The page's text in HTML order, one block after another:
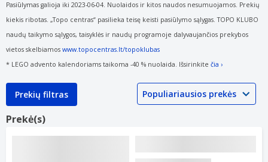
Pasiūlymas galioja iki 2023-06-04. Nuolaidos ir kitos naudos nesumuojamos. Prekių
kiekis ribotas. „Topo centras“ pasilieka teisę keisti pasiūlymo sąlygas. TOPO KLUBO
naudų taikymo sąlygos, taisyklės ir naudų programoje dalyvaujančios prekybos
vietos skelbiamos www.topocentras.lt/topoklubas
* LEGO advento kalendoriams taikoma -40 % nuolaida. Išsirinkite čia ›
Prekių filtras
Prekė(s)